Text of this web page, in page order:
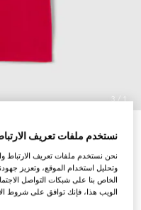
1
/
3
تي شيرت من القطن
AED 1,100
تنويعاتأحمر
نستخدم ملفات تعريف
نحن نستخدم ملفات تعريف الارتباط
وتحليل استخدام الموقع، وتعزيز
الخاص بنا على شبكات التواصل
الويب هذا، فإنك توافق على شروط